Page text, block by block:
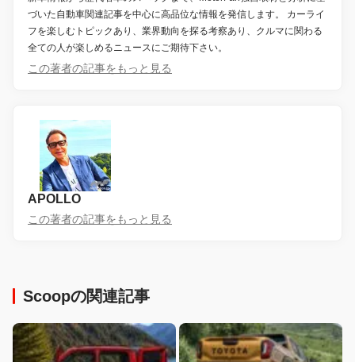
づいた自動車関連記事を中心に高品位な情報を発信します。 カーライ
フを楽しむトピックあり、業界動向を探る考察あり、クルマに関わる
全ての人が楽しめるニュースにご期待下さい。
この著者の記事をもっと見る
APOLLO
この著者の記事をもっと見る
Scoopの関連記事